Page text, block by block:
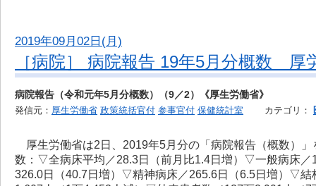
2019年09月02日(月)
［病院］ 病院報告 19年5月分概数 厚
病院報告（令和元年5月分概数）（9／2）《厚生労働省》
発信元： 厚生労働省 政策統括官付 参事官付 保健統計室 カテゴリ：
厚生労働省は2日、2019年5月分の「病院報告（概数）
数：▽全病床平均／28.3日（前月比1.4日増）▽一般病床
326.0日（40.7日増）▽精神病床／265.6日（6.5日増）▽